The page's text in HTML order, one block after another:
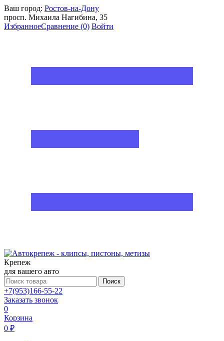
Ваш город: Ростов-на-Дону
просп. Михаила Нагибина, 35
ИзбранноеСравнение (0) Войти
Крепеж
для вашего авто
Поиск
+7(953)166-55-22
Заказать звонок
0
Корзина
0 ₽